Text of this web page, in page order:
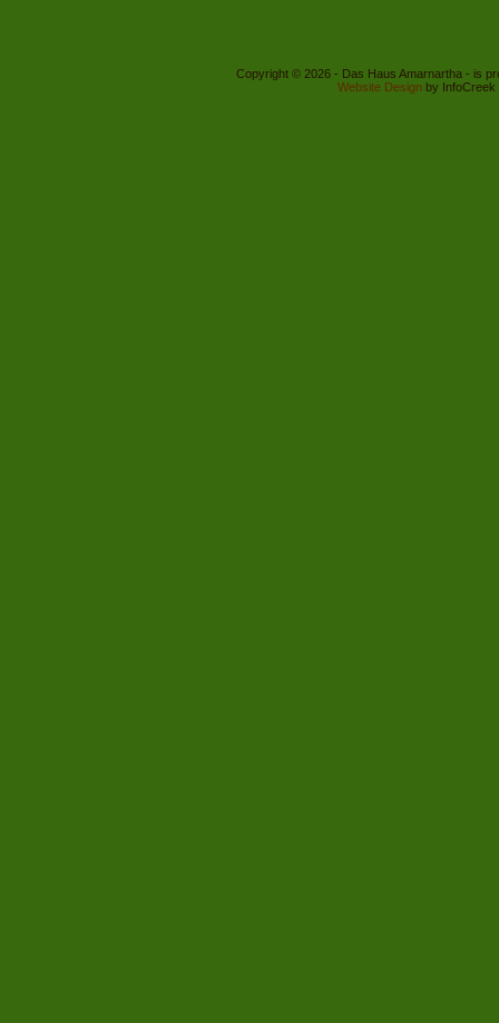
Copyright © 2026 - Das Haus Amarnartha - is
Website Design by